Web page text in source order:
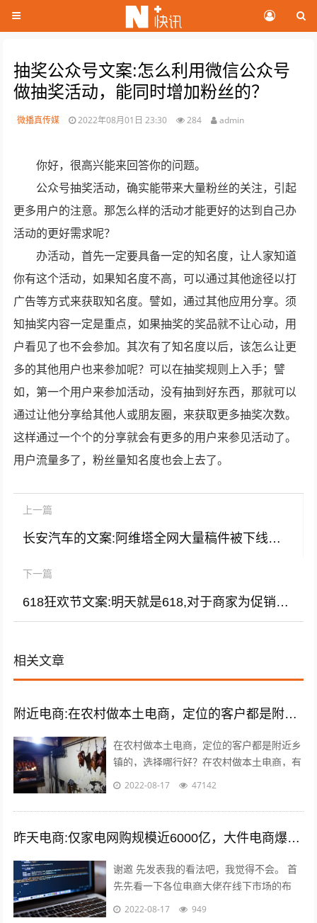
抽奖公众号文案:怎么利用微信公众号
做抽奖活动，能同时增加粉丝的？
微播真传媒 2022年08月01日 23:30 284 admin
你好，很高兴能来回答你的问题。
公众号抽奖活动，确实能带来大量粉丝的关注，引起
更多用户的注意。那怎么样的活动才能更好的达到自己办
活动的更好需求呢？
办活动，首先一定要具备一定的知名度，让人家知道
你有这个活动，如果知名度不高，可以通过其他途径以打
广告等方式来获取知名度。譬如，通过其他应用分享。须
知抽奖内容一定是重点，如果抽奖的奖品就不让心动，用
户看见了也不会参加。其次有了知名度以后，该怎么让更
多的其他用户也来参加呢？可以在抽奖规则上入手；譬
如，第一个用户来参加活动，没有抽到好东西，那就可以
通过让他分享给其他人或朋友圈，来获取更多抽奖次数。
这样通过一个个的分享就会有更多的用户来参见活动了。
用户流量多了，粉丝量知名度也会上去了。
上一篇
长安汽车的文案:阿维塔全网大量稿件被下线！长安汽车到底在怕什么？
下一篇
618狂欢节文案:明天就是618,对于商家为促销而设的购物狂欢节，你是什么感觉？
相关文章
附近电商:在农村做本土电商，定位的客户都是附近乡镇的，选择哪类商品好？
在农村做本土电商，定位的客户都是附近乡
镇的，选择哪行好？在农村做本土电商，有
一个莫大的好处，那就是诚信问题能够得到
2022-08-17 47142
昨天电商:仅家电网购规模近6000亿，大件电商爆发能催生出一批快运巨头吗？
谢邀 先发表我的看法吧，我觉得不会。 首
先先看一下各位电商大佬在线下市场的布
局，比如，淘宝进入农村市场覆盖3万个网
2022-08-17 949